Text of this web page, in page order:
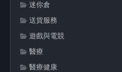
迷你倉
送貨服務
遊戲與電競
醫療
醫療健康